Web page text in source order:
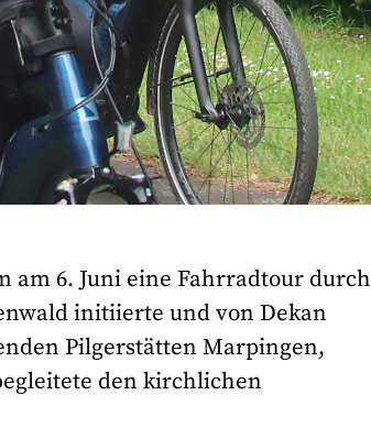
am 6. Juni eine Fahrradtour durch
initiierte und von Dekan
Pilgerstätten Marpingen,
den kirchlichen